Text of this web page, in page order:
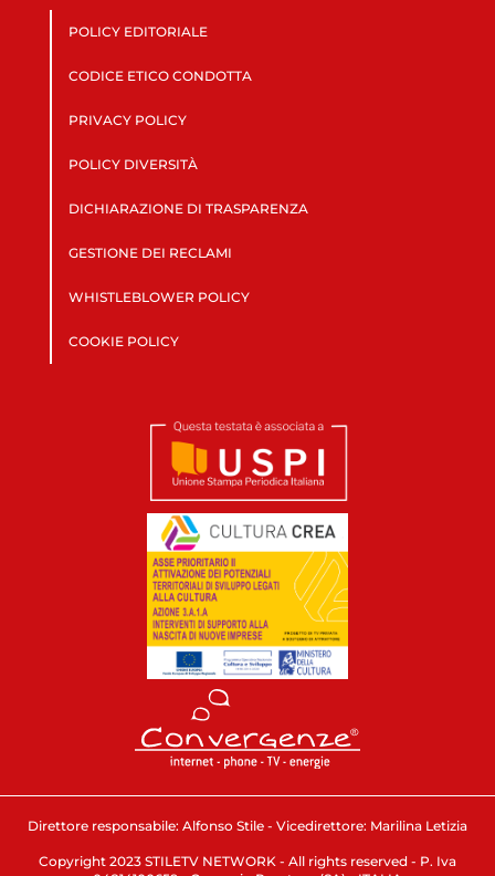
POLICY EDITORIALE
CODICE ETICO CONDOTTA
PRIVACY POLICY
POLICY DIVERSITÀ
DICHIARAZIONE DI TRASPARENZA
GESTIONE DEI RECLAMI
WHISTLEBLOWER POLICY
COOKIE POLICY
Direttore responsabile: Alfonso Stile - Vicedirettore: Marilina Letizia
Copyright 2023 STILETV NETWORK - All rights reserved - P. Iva